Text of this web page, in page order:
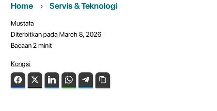
Home Servis & Teknologi
Mustafa
Diterbitkan pada March 8, 2026
Bacaan 2 minit
Kongsi
FacebookTwitter LinkedIn WhatsAppTelegram